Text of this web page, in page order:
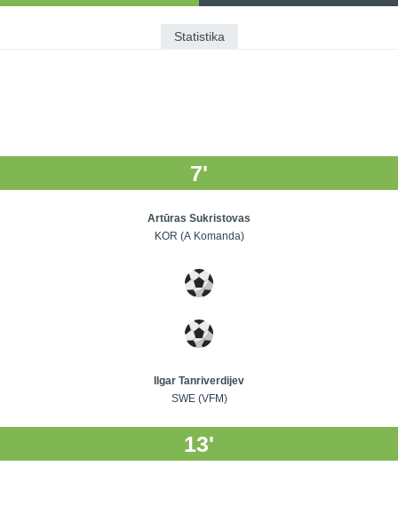
Statistika
7'
Artūras Sukristovas
KOR (A Komanda)
Ilgar Tanriverdijev
SWE (VFM)
13'